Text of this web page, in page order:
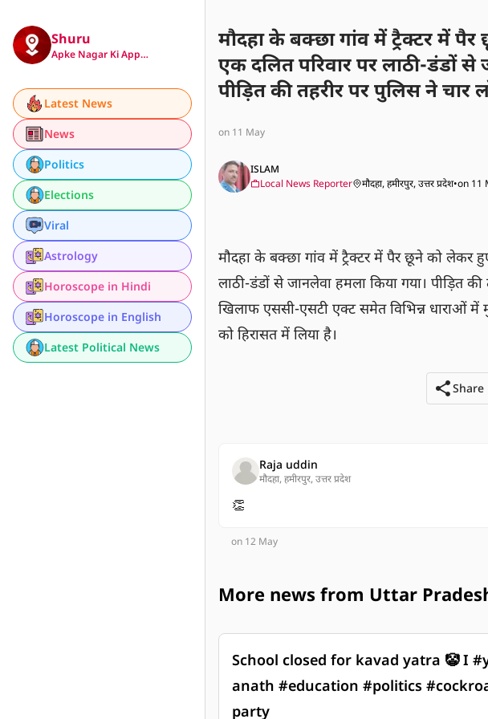
Shuru
Apke Nagar Ki App…
Latest News
News
Politics
Elections
Viral
Astrology
Horoscope in Hindi
Horoscope in English
Latest Political News
मौदहा के बक्छा गांव में ट्रैक्टर में
एक दलित परिवार पर लाठी-डंडों से
पीड़ित की तहरीर पर पुलिस ने
एसटी एक्ट समेत विभिन्न धाराओं
दो नाबालिगों को हिरासत में लिया है।
on 11 May
ISLAM
Local News Reporter
मौदहा, हमीरपुर, उत्तर प्रदेश•on 11
मौदहा के बक्छा गांव में ट्रैक्टर में पैर छूने को लेकर
लाठी-डंडों से जानलेवा हमला किया गया। पीड़ित
खिलाफ एससी-एसटी एक्ट समेत विभिन्न धाराओं में
को हिरासत में लिया है।
Share
Raja uddin
मौदहा, हमीरपुर, उत्तर प्रदेश
👏
on 12 May
More news from Uttar
School closed for kavad yatra 🤡 I
anath #education #politics
party